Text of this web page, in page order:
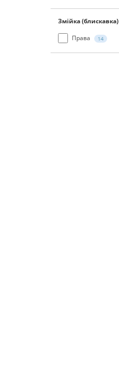
Змійка (блискавка)
Права
14